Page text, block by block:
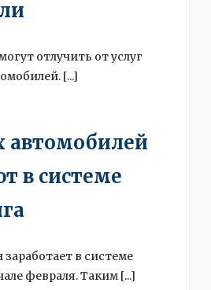
отлучить от услуг
[...]
автомобилей
в системе
в системе
февраля. Таким [...]